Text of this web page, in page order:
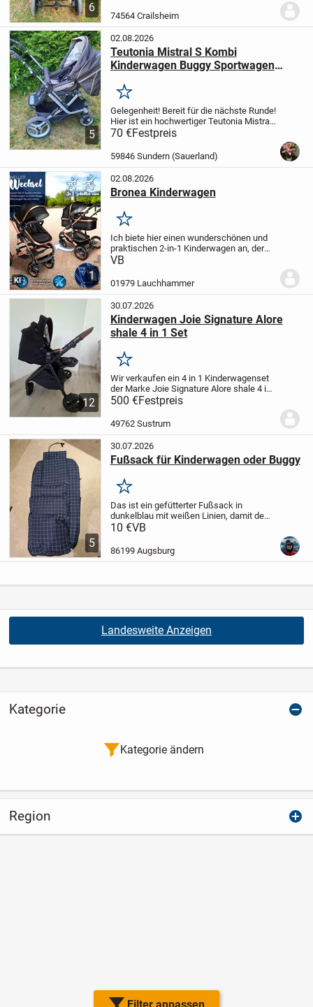
Filter anpassen
6
74564 Crailsheim
5
02.08.2026
Teutonia Mistral S Kombi
Kinderwagen Buggy Sportwagen
Merken
Gelegenheit! Bereit für die nächste Runde!
Hier ist ein hochwertiger Teutonia Mistral
S Kombikinderwagen von privat
abzugeben! Der Kindwagen verfügt über
ein verstellbares Sonnenverdeck und
einen...
70 €Festpreis
59846 Sundern (Sauerland)
1
KI
02.08.2026
Bronea Kinderwagen
Merken
Ich biete hier einen wunderschönen und
praktischen 2-in-1 Kinderwagen an, der
sich schnell in einen Buggy umwandeln
stilvollen Schwarz mit edlen
VB
01979 Lauchhammer
12
30.07.2026
Kinderwagen Joie Signature Alore
shale 4 in 1 Set
Merken
Wir verkaufen ein 4 in 1 Kinderwagenset
der Marke Joie Signature Alore shale 4 in
1. Es besteht aus:- Kinderwagen
- Babyschale
Station Es ist alles funktionsfähig, ohne...
500 €Festpreis
49762 Sustrum
5
30.07.2026
Fußsack für Kinderwagen oder Buggy
Merken
Das ist ein gefütterter Fußsack in
dunkelblau mit weißen Linien, damit dem
Kind im Buggy oder Kinderwagen im
Reißverschluss, den man komplett öffnen
kann und so...
10 €VB
86199 Augsburg
Landesweite Anzeigen
Kategorie
Kategorie ändern
Region